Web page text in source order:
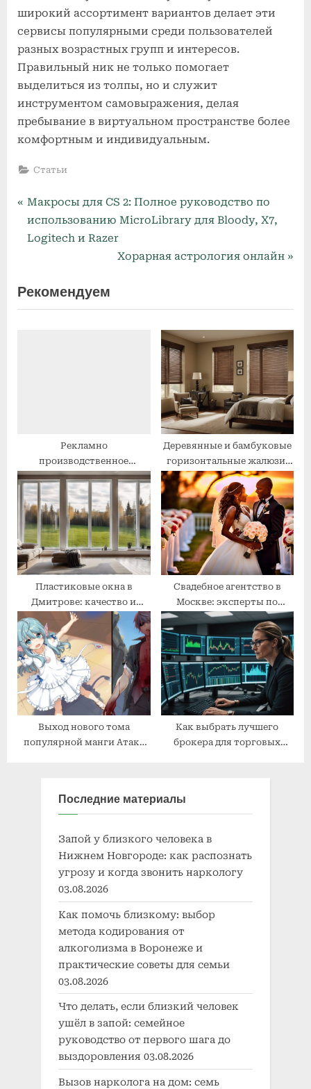
широкий ассортимент вариантов делает эти
сервисы популярными среди пользователей
разных возрастных групп и интересов.
Правильный ник не только помогает
выделиться из толпы, но и служит
инструментом самовыражения, делая
пребывание в виртуальном пространстве более
комфортным и индивидуальным.
Статьи
Навигация
по
P
r
e
o
u
Макросы для CS 2: Полное руководство по
использованию MicroLibrary для Bloody, X7,
Logitech и Razer
N
t
Хорарная астрология онлайн
Рекомендуем
Рекламно
производственное
агентство: эффективное
продвижение вашего
бизнеса
Деревянные и бамбуковые
горизонтальные жалюзи:
Премиум качество для
вашего интерьера
Пластиковые окна в
Дмитрове: качество и
надежность для вашего
Свадебное агентство в
Москве: эксперты по
организации свадеб под
Выход нового тома
популярной манги Атака
Как выбрать лучшего
брокера для торговых
Последние материалы
Запой у близкого человека в
Нижнем Новгороде: как распознать
угрозу и когда звонить наркологу
03.08.2026
Как помочь близкому: выбор
метода кодирования от
алкоголизма в Воронеже и
практические советы для семьи
03.08.2026
Что делать, если близкий человек
ушёл в запой: семейное
руководство от первого шага до
выздоровления 03.08.2026
Вызов нарколога на дом: семь